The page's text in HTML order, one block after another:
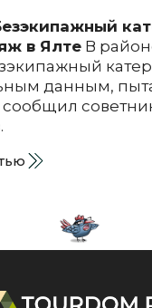
в ЯлтеВ
данным,